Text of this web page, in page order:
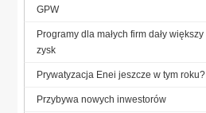
GPW
Programy dla małych firm dały większy
zysk
Prywatyzacja Enei jeszcze w tym roku?
Przybywa nowych inwestorów